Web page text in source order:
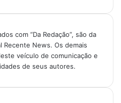
com “Da Redação”, são da
Recente News. Os demais
veículo de comunicação e
de seus autores.